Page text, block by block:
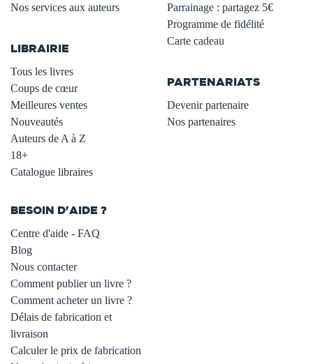
Nos services aux auteurs
LIBRAIRIE
Tous les livres
Coups de cœur
Meilleures ventes
Nouveautés
Auteurs de A à Z
18+
Catalogue libraires
Parrainage : partagez 5€
Programme de fidélité
Carte cadeau
PARTENARIATS
Devenir partenaire
Nos partenaires
BESOIN D'AIDE ?
Centre d'aide - FAQ
Blog
Nous contacter
Comment publier un livre ?
Comment acheter un livre ?
Délais de fabrication et
livraison
Calculer le prix de fabrication